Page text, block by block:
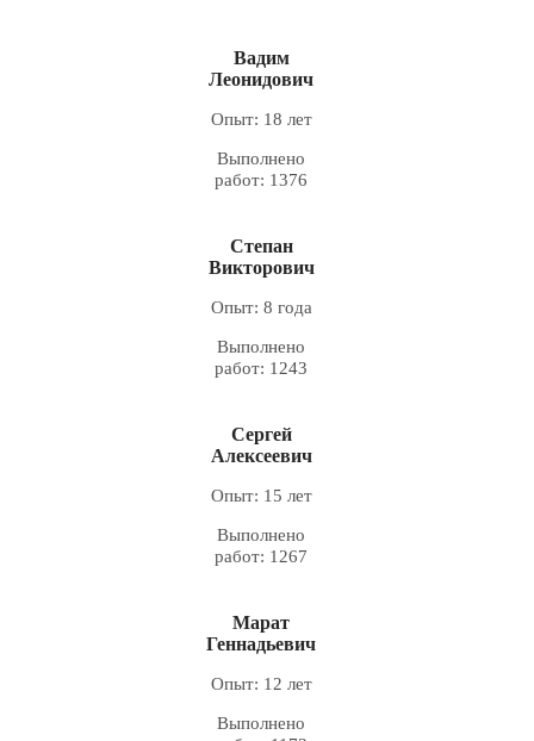
Вадим
Леонидович
Опыт: 18 лет
Выполнено
работ: 1376
Степан
Викторович
Опыт: 8 года
Выполнено
работ: 1243
Сергей
Алексеевич
Опыт: 15 лет
Выполнено
работ: 1267
Марат
Геннадьевич
Опыт: 12 лет
Выполнено